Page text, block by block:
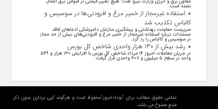
نشده است.
استفاده غیرمجاز از خمیر مرغ و افزودنی‌ها در سوسیس و
کالباس تکذیب شد
سرپرست معاونت بهداشتی و پیشگیری سازمان دامپزشکی ادعاهای فاقد
مستندات درباره استفاده غیرمجاز از خمیر مرغ و افزودنی‌های بیش از حد مجاز
در سوسیس و کالباس را رد کرد.
رشد بیش از ۱۳۰ هزار واحدی شاخص کل بورس
در جریان معاملات امروز ۱۴ مرداد شاخص کل بورس با افزایش ۱۳۰ هزار و ۵۴۹
واحد در سطح ۵ میلیون و ۴۰۷ واحدی قرار گرفت.
تمامی حقوق مطالب برای "نودادامروز"محفوظ است و هرگونه کپی برداری بدون ذکر
منبع ممنوع می باشد.